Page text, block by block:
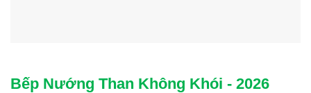
Bếp Nướng Than Không Khói - 2026